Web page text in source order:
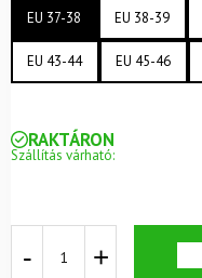
EU 37-38 EU 38-39
EU 43-44 EU 45-46
RAKTÁRON
Szállítás várható:
CROCS